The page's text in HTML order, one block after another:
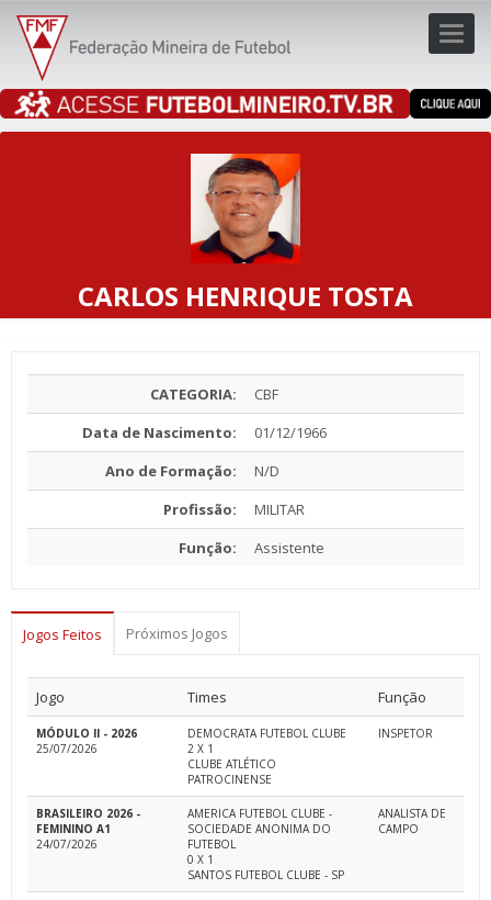
CARLOS HENRIQUE TOSTA
CATEGORIA:
CBF
Data de Nascimento:
01/12/1966
Ano de Formação:
N/D
Profissão:
MILITAR
Função:
Assistente
Jogos Feitos Próximos Jogos
Jogo Times Função
MÓDULO II - 2026
25/07/2026
DEMOCRATA FUTEBOL CLUBE
2 X 1
CLUBE ATLÉTICO
PATROCINENSE
INSPETOR
BRASILEIRO 2026 -
FEMININO A1
24/07/2026
AMERICA FUTEBOL CLUBE -
SOCIEDADE ANONIMA DO
FUTEBOL
0 X 1
SANTOS FUTEBOL CLUBE - SP
ANALISTA DE
CAMPO